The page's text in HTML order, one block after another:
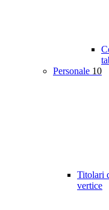
Personale 10
Titolari
vertice